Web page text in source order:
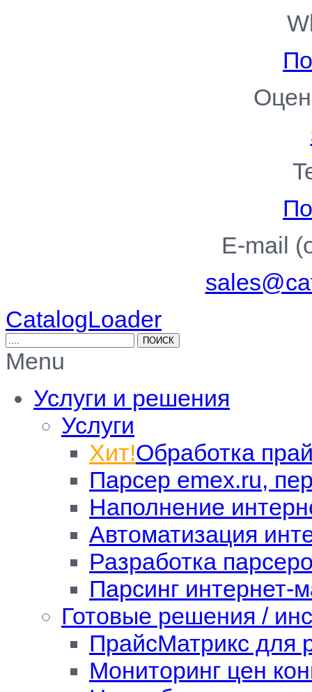
E-mail
CatalogLoader
Menu
Услуги и решения
Услуги
Хит!Обработка
Парсер emex.ru,
Наполнение
Автоматизация
Разработка
Парсинг интернет-
Готовые решения /
ПрайсМатрикс для
Мониторинг цен